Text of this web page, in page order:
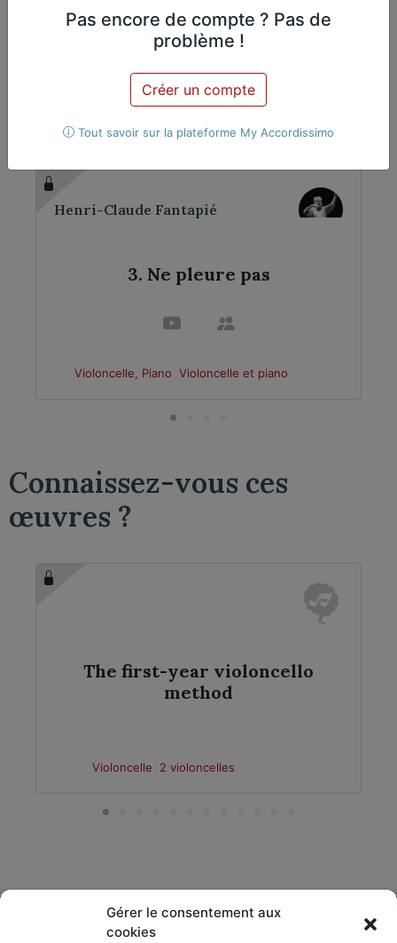
Gérer le consentement aux
cookies
Nicolas Martin, Piano
Œuvres du même
compositeur​
Henri-Claude Fantapié
3. Ne pleure pas
Violoncelle, Piano Violoncelle et piano
Connaissez-vous ces
œuvres ?
The first-year violoncello
method
Violoncelle 2 violoncelles
Pas encore de compte ? Pas de
problème !
Créer un compte
Tout savoir sur la plateforme My Accordissimo